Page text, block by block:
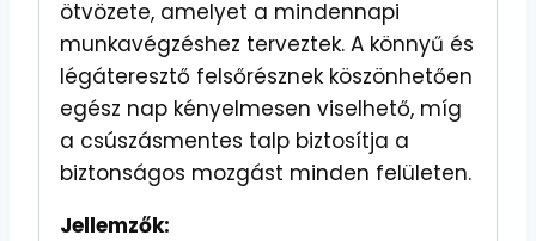
ötvözete, amelyet a mindennapi
munkavégzéshez terveztek. A könnyű és
légáteresztő felsőrésznek köszönhetően
egész nap kényelmesen viselhető, míg
a csúszásmentes talp biztosítja a
biztonságos mozgást minden felületen.
Jellemzők: